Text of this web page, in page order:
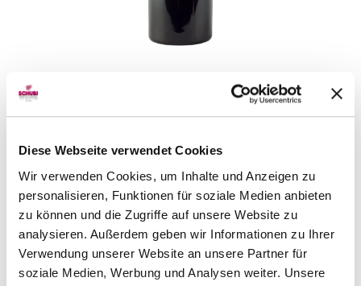
Diese Webseite verwendet Cookies
Wir verwenden Cookies, um Inhalte und Anzeigen zu
personalisieren, Funktionen für soziale Medien anbieten
zu können und die Zugriffe auf unsere Website zu
analysieren. Außerdem geben wir Informationen zu Ihrer
Verwendung unserer Website an unsere Partner für
soziale Medien, Werbung und Analysen weiter. Unsere
Château Lussac
75 cl Frankreich | St. Emilion AC
CHF 45.00
inkl. 8.1% MwSt.
zzgl. Versandkosten
Detail Region